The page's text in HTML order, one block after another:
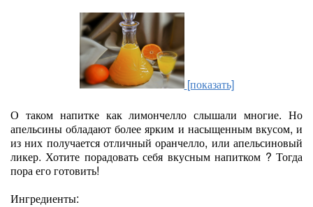
[показать]
О таком напитке как лимончелло слышали многие. Но
апельсины обладают более ярким и насыщенным вкусом, и
из них получается отличный оранчелло, или апельсиновый
ликер. Хотите порадовать себя вкусным напитком ? Тогда
пора его готовить!
Ингредиенты: